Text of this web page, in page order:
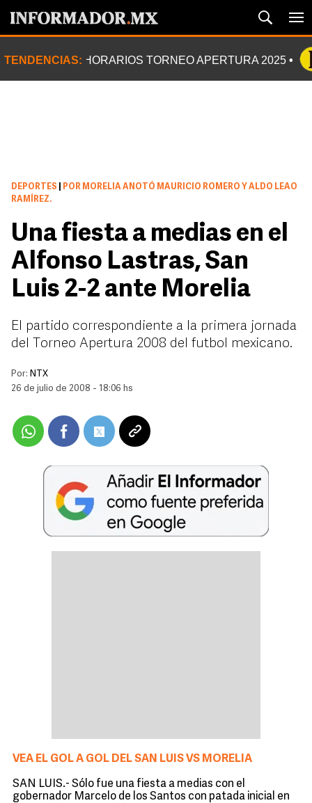
TENDENCIAS: HORARIOS TORNEO APERTURA 2025
DEPORTES
POR MORELIA ANOTÓ MAURICIO ROMERO Y ALDO LEAO
RAMÍREZ.
Una fiesta a medias en el
Alfonso Lastras, San
Luis 2-2 ante Morelia
El partido correspondiente a la primera jornada
del Torneo Apertura 2008 del futbol mexicano.
Por: NTX
26 de julio de 2008 - 18:06 hs
VEA EL GOL A GOL DEL SAN LUIS VS MORELIA
SAN LUIS.- Sólo fue una fiesta a medias con el
gobernador Marcelo de los Santos con patada inicial en